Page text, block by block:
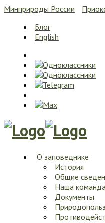
Минприроды России
Блог
English
О заповеднике
История
Общие
Наша команда
Документы